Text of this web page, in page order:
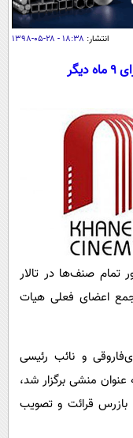
انتشار: ۱۸:۳۸ - ۲۸-۰۵-۱۳۹۸
تمام صنف‌ها در تالار
اعضای فعلی هیات
و نائب رئیسی
منشی برگزار شد،
بازرس قرائت و تصویب